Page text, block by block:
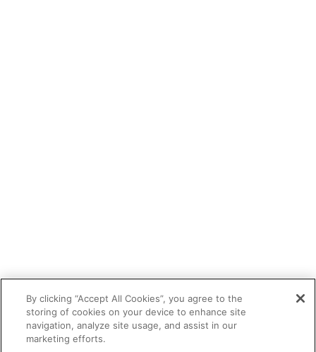
By clicking “Accept All Cookies”, you agree to the
storing of cookies on your device to enhance site
navigation, analyze site usage, and assist in our
marketing efforts.